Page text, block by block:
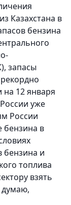
Казахстана в
бензина
запасы
на 12 января
уже
России
бензина в
бензина и
топлива
взять
думаю,